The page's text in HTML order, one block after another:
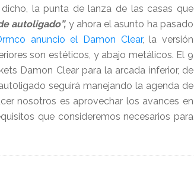
la punta de lanza de las casas que
autoligado”, y ahora el asunto ha pasado
anuncio el Damon Clear, la versión
son estéticos, y abajo metálicos. El 9
Damon Clear para la arcada inferior, de
seguirá manejando la agenda de
nosotros es aprovechar los avances en
que consideremos necesarios para